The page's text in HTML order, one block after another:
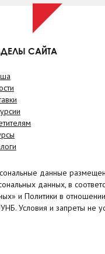
САЙТА
данные
данных, в
и Политики в
Условия и запреты не